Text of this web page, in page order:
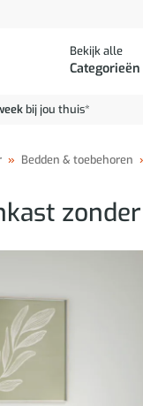
Bekijk alle
Categorieën
bij jou thuis*
» Bedden & toebehoren